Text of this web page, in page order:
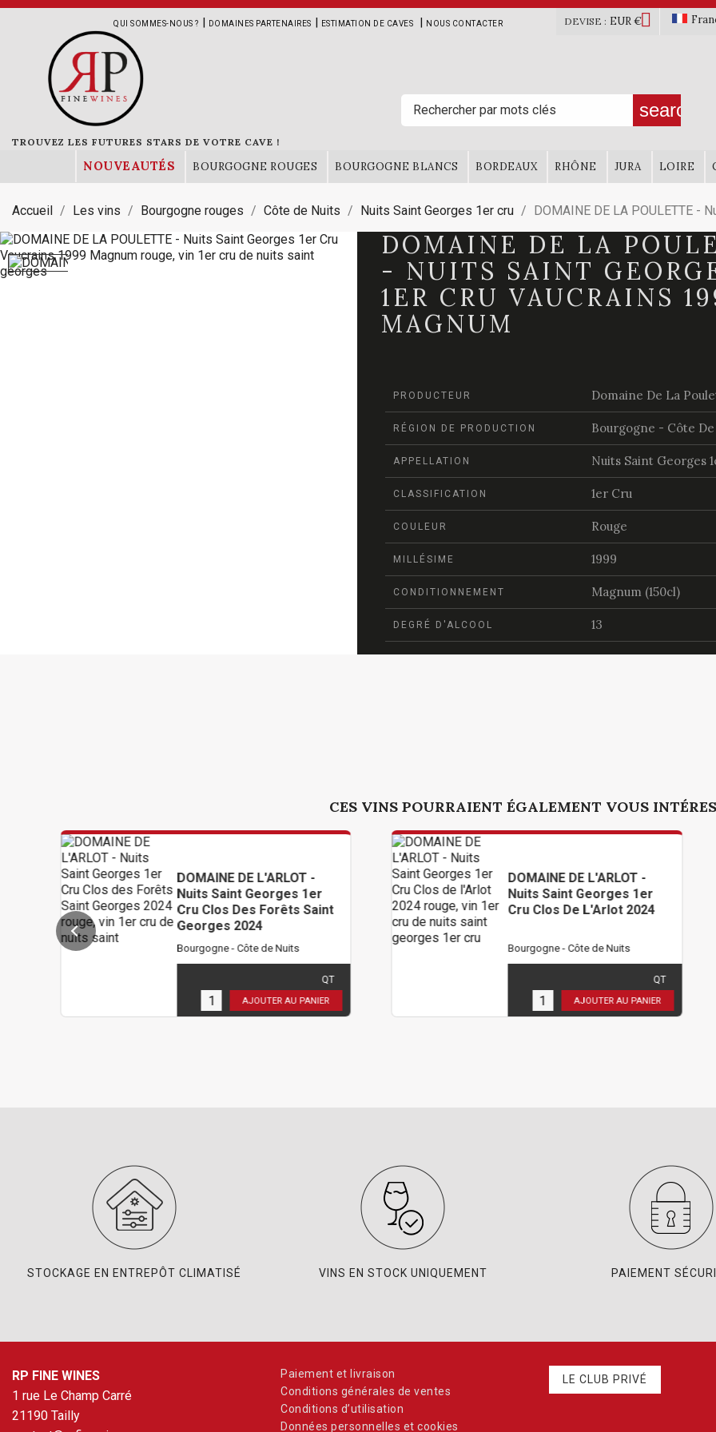
QUI SOMMES-NOUS ? | DOMAINES PARTENAIRES | ESTIMATION DE CAVES | NOUS CONTACTER DEVISE : EUR €
TROUVEZ LES FUTURES STARS DE VOTRE CAVE !
search
NOUVEAUTÉS BOURGOGNE ROUGES BOURGOGNE BLANCS BORDEAUX RHÔNE JURA LOIRE
Accueil Les vins Bourgogne rouges Côte de Nuits Nuits Saint Georges 1er cru DOMAINE DE LA POULETTE -
DOMAINE DE LA
- NUITS SAINT
1ER CRU VAUCRAINS
MAGNUM
PRODUCTEUR Domaine De La
RÉGION DE PRODUCTION Bourgogne - Côte
APPELLATION Nuits Saint Georges
CLASSIFICATION 1er Cru
COULEUR Rouge
MILLÉSIME 1999
CONDITIONNEMENT Magnum (150cl)
DEGRÉ D'ALCOOL 13
CES VINS POURRAIENT ÉGALEMENT VOUS
DOMAINE DE L'ARLOT -
Nuits Saint Georges 1er
Cru Clos Des Forêts Saint
Georges 2024
Bourgogne - Côte de Nuits
AJOUTER AU PANIER
DOMAINE DE L'ARLOT -
Nuits Saint Georges 1er
Cru Clos De L'Arlot 2024
Bourgogne - Côte de Nuits
AJOUTER AU PANIER
STOCKAGE EN ENTREPÔT CLIMATISÉ VINS EN STOCK UNIQUEMENT PAIEMENT
RP FINE WINES
1 rue Le Champ Carré
21190 Tailly
Paiement et livraison
Conditions générales de ventes
Conditions d’utilisation
Données personnelles et cookies
LE CLUB PRIVÉ